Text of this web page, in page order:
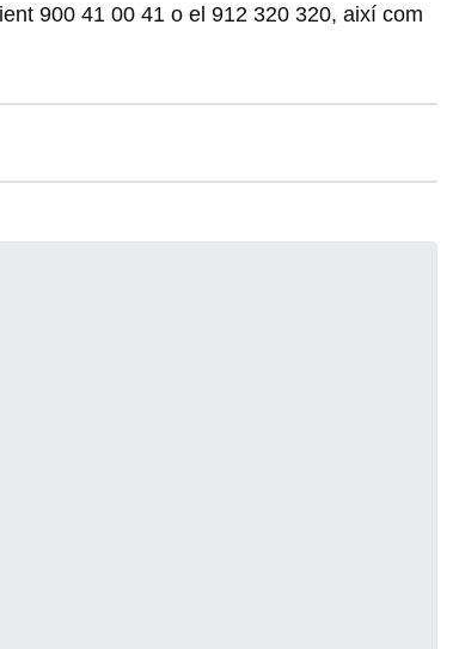
900 41 00 41 o el 912 320 320, així com